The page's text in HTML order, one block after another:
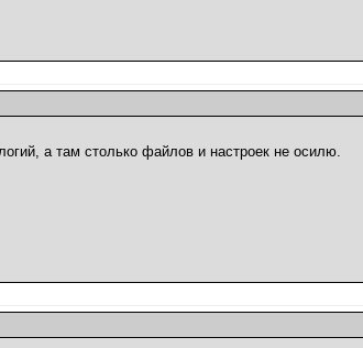
а там столько файлов и настроек не осилю.